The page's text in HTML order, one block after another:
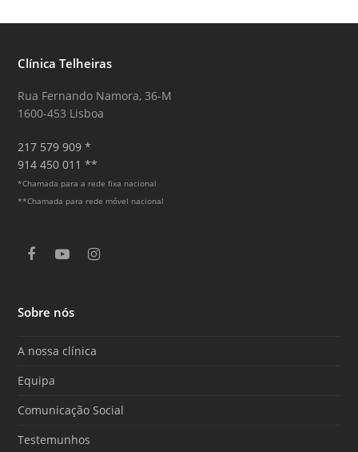
Clínica Telheiras
Rua Fernando Namora, 36-M
1600-453 Lisboa
217 579 909 *
914 450 011 **
*Chamada para a rede fixa nacional
**Chamada para rede móvel nacional
F
e
b
o
k
Y
T
u
e
I
r
a
Sobre nós
A nossa clínica
Equipa
Comunicação Social
Testemunhos